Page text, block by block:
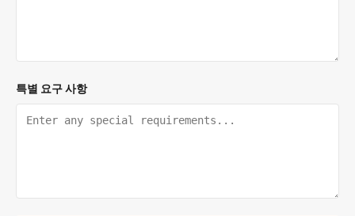
특별 요구 사항